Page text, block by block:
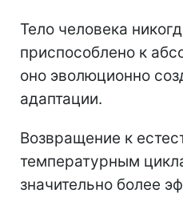
Тело человека
приспособлено к
оно эволюционно
адаптации.
Возвращение к
температурным
значительно более